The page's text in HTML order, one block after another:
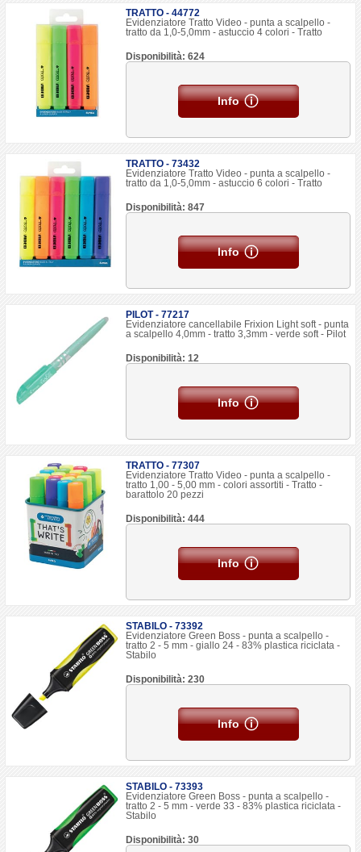
TRATTO - 44772
Evidenziatore Tratto Video - punta a scalpello -
tratto da 1,0-5,0mm - astuccio 4 colori - Tratto
Disponibilità: 624
Info
TRATTO - 73432
Evidenziatore Tratto Video - punta a scalpello -
tratto da 1,0-5,0mm - astuccio 6 colori - Tratto
Disponibilità: 847
Info
PILOT - 77217
Evidenziatore cancellabile Frixion Light soft - punta
a scalpello 4,0mm - tratto 3,3mm - verde soft - Pilot
Disponibilità: 12
Info
TRATTO - 77307
Evidenziatore Tratto Video - punta a scalpello -
tratto 1,00 - 5,00 mm - colori assortiti - Tratto -
barattolo 20 pezzi
Disponibilità: 444
Info
STABILO - 73392
Evidenziatore Green Boss - punta a scalpello -
tratto 2 - 5 mm - giallo 24 - 83% plastica riciclata -
Stabilo
Disponibilità: 230
Info
STABILO - 73393
Evidenziatore Green Boss - punta a scalpello -
tratto 2 - 5 mm - verde 33 - 83% plastica riciclata -
Stabilo
Disponibilità: 30